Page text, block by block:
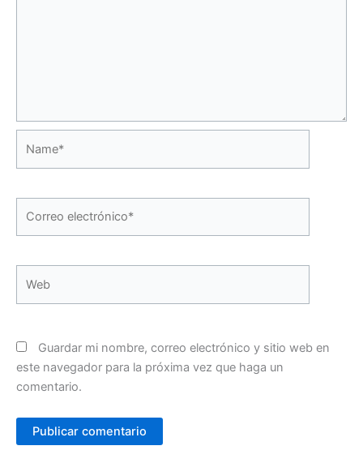
Guardar mi nombre, correo electrónico y sitio web en
este navegador para la próxima vez que haga un
comentario.